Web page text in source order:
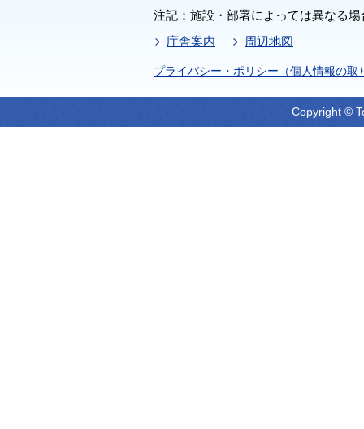
注記：施設・部署によっては異なる
庁舎案内
周辺地図
プライバシー・ポリシー（個人情報の取
Copyright ©